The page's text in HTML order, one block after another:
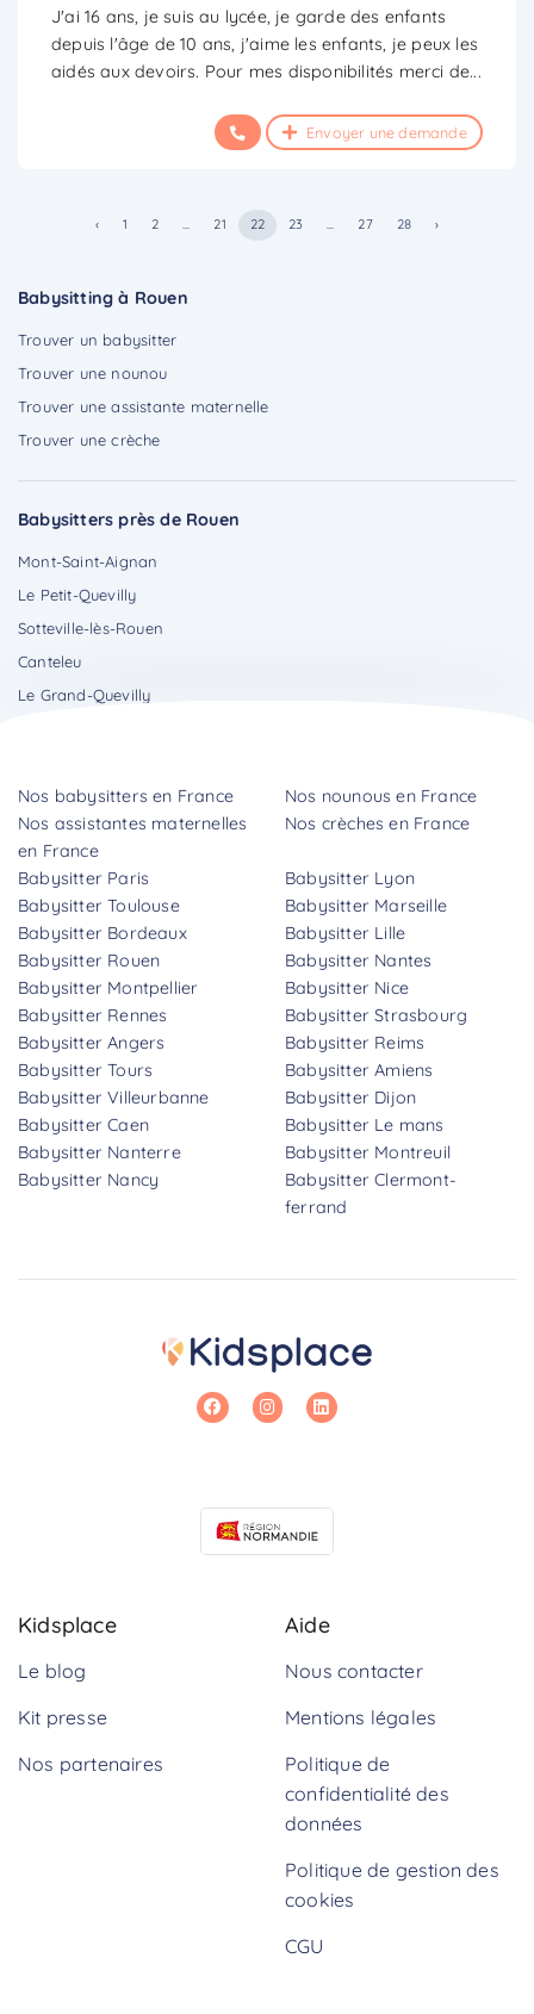
Babysitting à Rouen
Trouver un babysitter
Trouver une nounou
Trouver une assistante maternelle
Trouver une crèche
Babysitters près de Rouen
Mont-Saint-Aignan
Le Petit-Quevilly
Sotteville-lès-Rouen
Canteleu
Le Grand-Quevilly
J'ai 16 ans, je suis au lycée, je garde des enfants
depuis l'âge de 10 ans, j'aime les enfants, je peux les
aidés aux devoirs. Pour mes disponibilités merci de...
Envoyer une demande
‹ 1 2 ... 21 22 23 ... 27 28 ›
Nos babysitters en France
Nos nounous en France
Nos assistantes maternelles
en France
Nos crèches en France
Babysitter Paris
Babysitter Lyon
Babysitter Toulouse
Babysitter Marseille
Babysitter Bordeaux
Babysitter Lille
Babysitter Rouen
Babysitter Nantes
Babysitter Montpellier
Babysitter Nice
Babysitter Rennes
Babysitter Strasbourg
Babysitter Angers
Babysitter Reims
Babysitter Tours
Babysitter Amiens
Babysitter Villeurbanne
Babysitter Dijon
Babysitter Caen
Babysitter Le mans
Babysitter Nanterre
Babysitter Montreuil
Babysitter Nancy
Babysitter Clermont-
ferrand
Kidsplace
Le blog
Kit presse
Nos partenaires
Aide
Nous contacter
Mentions légales
Politique de
confidentialité des
données
Politique de gestion des
cookies
CGU